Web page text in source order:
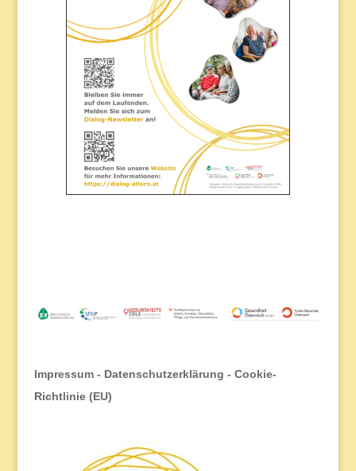
Impressum- Datenschutzerklärung - Cookie-
Richtlinie (EU)